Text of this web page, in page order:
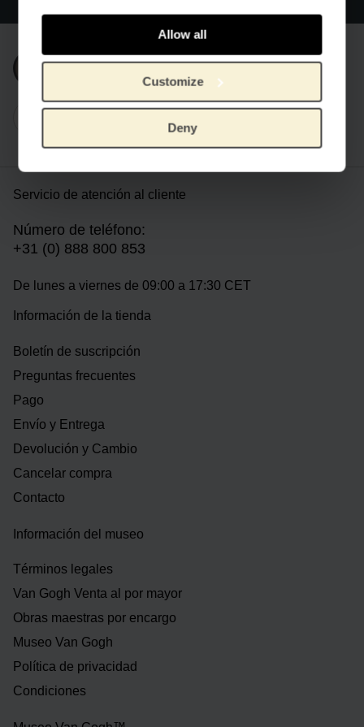
Allow all
Customize
Deny
Únete a nuestra newsletter
Servicio de atención al cliente
Número de teléfono:
+31 (0) 888 800 853
De lunes a viernes de 09:00 a 17:30 CET
Información de la tienda
Boletín de suscripción
Preguntas frecuentes
Pago
Envío y Entrega
Devolución y Cambio
Cancelar compra
Contacto
Información del museo
Términos legales
Van Gogh Venta al por mayor
Obras maestras por encargo
Museo Van Gogh
Política de privacidad
Condiciones